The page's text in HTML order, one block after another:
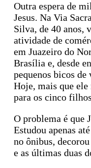
Outra espera de
Jesus. Na Via
Silva, de 40 anos,
atividade de
em Juazeiro do
Brasília e, desde
pequenos bicos
Hoje, mais que
para os cinco
O problema é que
Estudou apenas
no ônibus,
e as últimas duas